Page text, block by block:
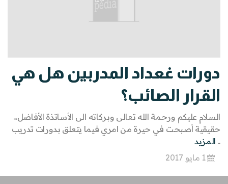
دورات غعداد المدربين هل هي
القرار الصائب؟
السلام عليكم ورحمة الله تعالى وبركاته الى الأساتذة الأفاضل...
حقيقية أصبحت في حيرة من امري فيما يتعلق بدورات تدريب
.. المزيد
1 مايو 2017